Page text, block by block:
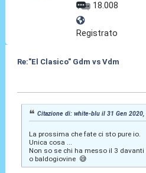
18.008
Registrato
Re:"El Clasico" Gdm vs Vdm
Citazione di: white-blu il 31 Gen 2020,
La prossima che fate ci sto pure io.
Unica cosa ...
Non so se chi ha messo il 3 davanti
o baldogiovine 😅